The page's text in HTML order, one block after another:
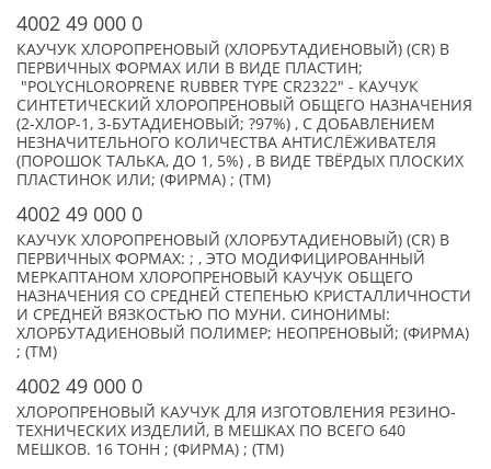
4002 49 000 0
КАУЧУК ХЛОРОПРЕНОВЫЙ (ХЛОРБУТАДИЕНОВЫЙ) (CR) В
ПЕРВИЧНЫХ ФОРМАХ ИЛИ В ВИДЕ ПЛАСТИН;
"POLYCHLOROPRENE RUBBER TYPE CR2322" - КАУЧУК
СИНТЕТИЧЕСКИЙ ХЛОРОПРЕНОВЫЙ ОБЩЕГО НАЗНАЧЕНИЯ
(2-ХЛОР-1, 3-БУТАДИЕНОВЫЙ; ?97%) , С ДОБАВЛЕНИЕМ
НЕЗНАЧИТЕЛЬНОГО КОЛИЧЕСТВА АНТИСЛЁЖИВАТЕЛЯ
(ПОРОШОК ТАЛЬКА, ДО 1, 5%) , В ВИДЕ ТВЁРДЫХ ПЛОСКИХ
ПЛАСТИНОК ИЛИ; (ФИРМА) ; (TM)
4002 49 000 0
КАУЧУК ХЛОРОПРЕНОВЫЙ (ХЛОРБУТАДИЕНОВЫЙ) (CR) В
ПЕРВИЧНЫХ ФОРМАХ: ; , ЭТО МОДИФИЦИРОВАННЫЙ
МЕРКАПТАНОМ ХЛОРОПРЕНОВЫЙ КАУЧУК ОБЩЕГО
НАЗНАЧЕНИЯ СО СРЕДНЕЙ СТЕПЕНЬЮ КРИСТАЛЛИЧНОСТИ
И СРЕДНЕЙ ВЯЗКОСТЬЮ ПО МУНИ. СИНОНИМЫ:
ХЛОРБУТАДИЕНОВЫЙ ПОЛИМЕР; НЕОПРЕНОВЫЙ; (ФИРМА)
; (TM)
4002 49 000 0
ХЛОРОПРЕНОВЫЙ КАУЧУК ДЛЯ ИЗГОТОВЛЕНИЯ РЕЗИНО-
ТЕХНИЧЕСКИХ ИЗДЕЛИЙ, В МЕШКАХ ПО ВСЕГО 640
МЕШКОВ. 16 ТОНН ; (ФИРМА) ; (TM)